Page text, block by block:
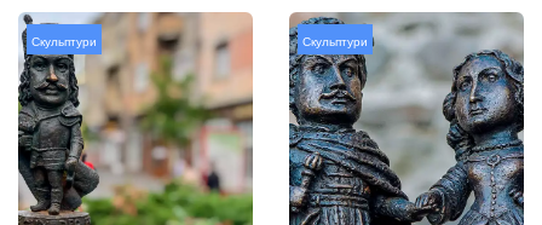
Скульптури Скульптури